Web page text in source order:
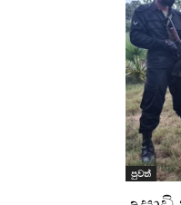
පුවත්